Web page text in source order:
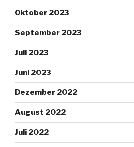
Oktober 2023
September 2023
Juli 2023
Juni 2023
Dezember 2022
August 2022
Juli 2022